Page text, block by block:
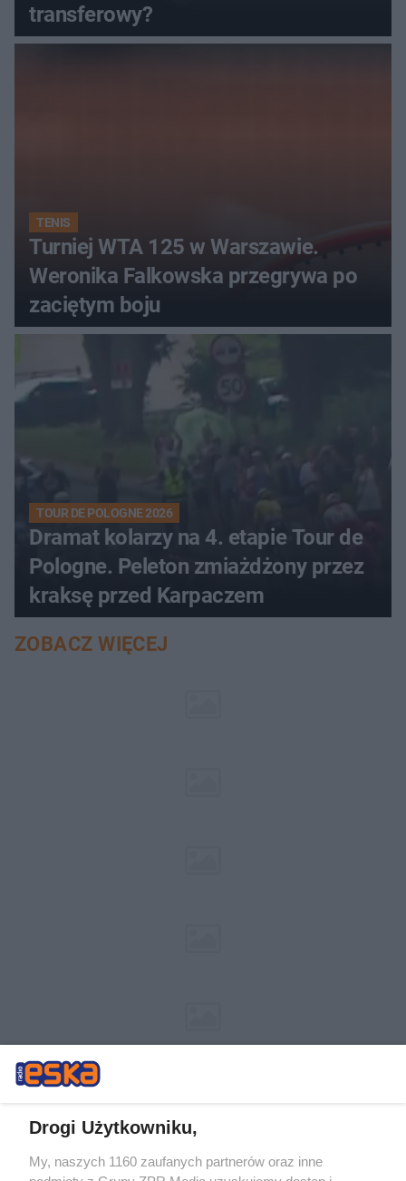
transferowy?
TENIS
Turniej WTA 125 w Warszawie.
Weronika Falkowska przegrywa po
zaciętym boju
TOUR DE POLOGNE 2026
Dramat kolarzy na 4. etapie Tour de
Pologne. Peleton zmiażdżony przez
kraksę przed Karpaczem
ZOBACZ WIĘCEJ
Żaden utwór zamieszczony w serwisie nie może być powielany i
Drogi Użytkowniku,
My, naszych 1160 zaufanych partnerów oraz inne